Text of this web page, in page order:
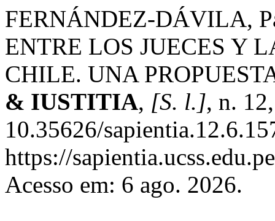
FERNÁNDEZ-DÁVILA,
ENTRE LOS JUECES Y
CHILE. UNA
& IUSTITIA, [S. l.], n.
10.35626/
https://
Acesso em: 6 ago. 2026.